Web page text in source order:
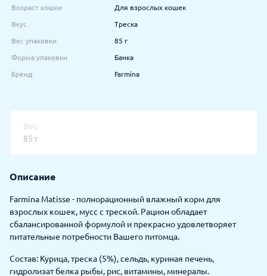
Возраст кошки Для взрослых кошек
Вкус Треска
Вес упаковки 85 г
Форма упаковки Банка
Бренд Farmina
Вес
85 г
Описание
Farmina Matisse - полнорационный влажный корм для
взрослых кошек, мусс с треской. Рацион обладает
сбалансированной формулой и прекрасно удовлетворяет
питательные потребности Вашего питомца.
Состав: Курица, треска (5%), сельдь, куриная печень,
гидролизат белка рыбы, рис, витамины, минералы.